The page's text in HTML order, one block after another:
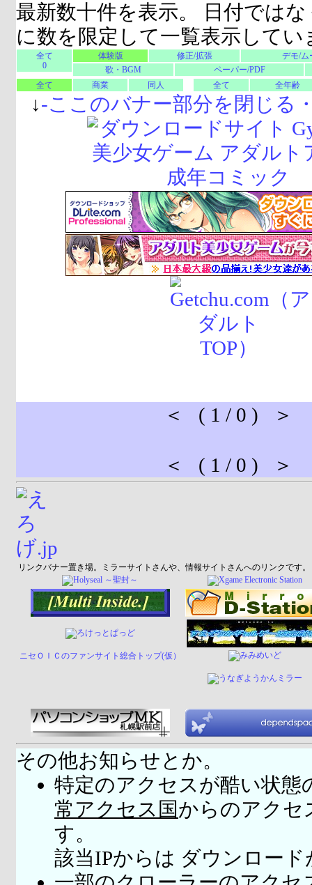
最新数十件を表示。 日付では
に数を限定して一覧表示してい
全て
0
体験版 修正/拡張
デモ/ム
歌・BGM
ペーパー/PDF
全て
商業 同人 全て 全年齢
↓-ここのバナー部分を閉じる
＜ ( 1 / 0 ) ＞
＜ ( 1 / 0 ) ＞
リンクバナー置き場。ミラーサイトさんや、情報サイトさんへのリンクです。
ニセＯＩＣのファンサイト総合トップ(仮）
その他お知らせとか。
特定のアクセスが酷い状態
常アクセス国からのアクセ
す。
該当IPからは ダウンロー